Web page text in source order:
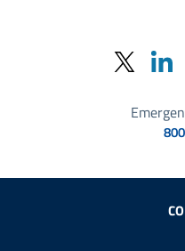
Sezione Link